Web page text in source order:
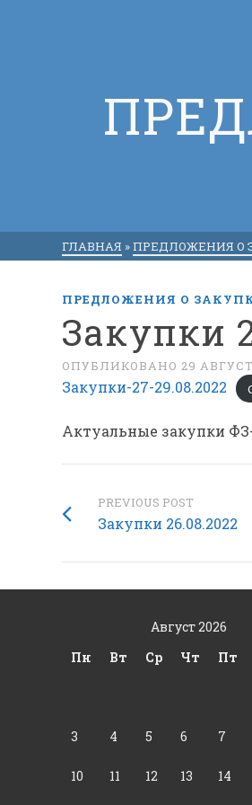
ГЛАВНАЯ »ПРЕДЛОЖЕНИЯ О
ПРЕДЛОЖЕНИЯ О
Закупки
ОПУБЛИКОВАНО 29 АВГУСТ
Закупки-27-29.08.2022
Актуальные закупки
PREVIOUS POST
Закупки 26.08.2022
Август 2026
Пн
Вт Ср Чт Пт
3 4 5 6 7
10 11 12 13 14